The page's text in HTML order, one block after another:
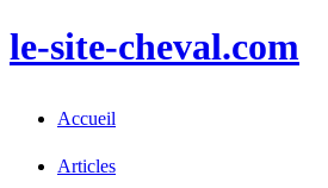
le-site-cheval.com
Accueil
Articles